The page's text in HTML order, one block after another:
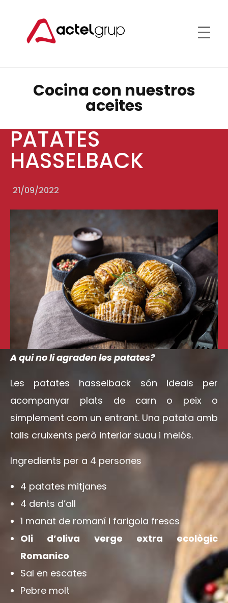
Cocina con nuestros
aceites
PATATES
HASSELBACK
21/09/2022
A qui no li agraden les patates?
Les patates hasselback són ideals per
acompanyar plats de carn o peix o
simplement com un entrant. Una patata amb
talls cruixents però interior suau i melós.
Ingredients per a 4 persones
4 patates mitjanes
4 dents d’all
1 manat de romaní i farigola frescs
Oli d’oliva verge extra ecològic
Romanico
Sal en escates
Pebre molt